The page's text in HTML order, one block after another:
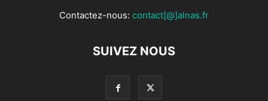
Contactez-nous: contact[@]alnas.fr
SUIVEZ NOUS